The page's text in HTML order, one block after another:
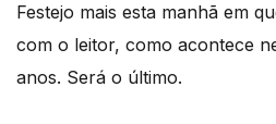
Festejo mais esta manhã em
com o leitor, como acontece
anos. Será o último.